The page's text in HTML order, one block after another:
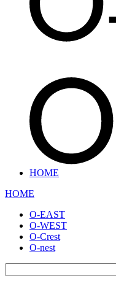
HOME
HOME
O-EAST
O-WEST
O-Crest
O-nest